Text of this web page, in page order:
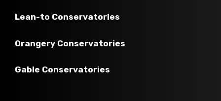
Lean-to Conservatories
Orangery Conservatories
Gable Conservatories